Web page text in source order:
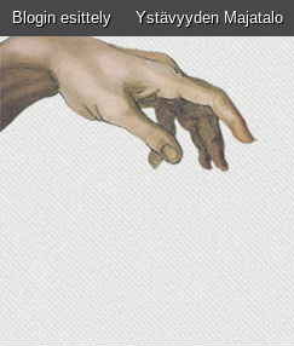
Blogin esittely Ystävyyden Majatalo